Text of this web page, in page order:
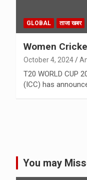
GLOBAL ताजा खबर
Women
October 4, 2024
T20 WORLD CUP
(ICC) has
You may